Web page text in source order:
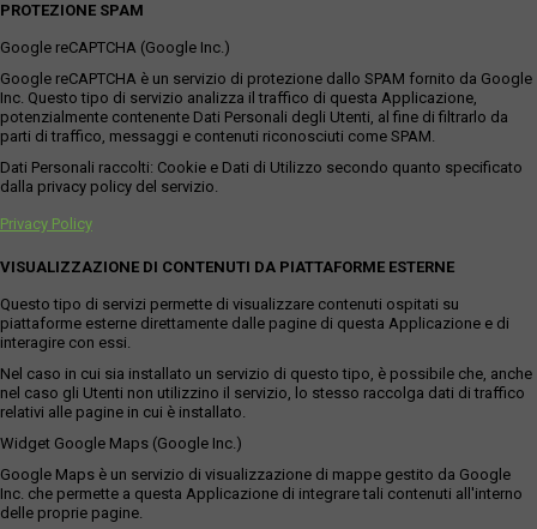
PROTEZIONE SPAM
Google reCAPTCHA (Google Inc.)
Google reCAPTCHA è un servizio di protezione dallo SPAM fornito da Google
Inc. Questo tipo di servizio analizza il traffico di questa Applicazione,
potenzialmente contenente Dati Personali degli Utenti, al fine di filtrarlo da
parti di traffico, messaggi e contenuti riconosciuti come SPAM.
Dati Personali raccolti: Cookie e Dati di Utilizzo secondo quanto specificato
dalla privacy policy del servizio.
Privacy Policy
VISUALIZZAZIONE DI CONTENUTI DA PIATTAFORME ESTERNE
Questo tipo di servizi permette di visualizzare contenuti ospitati su
piattaforme esterne direttamente dalle pagine di questa Applicazione e di
interagire con essi.
Nel caso in cui sia installato un servizio di questo tipo, è possibile che, anche
nel caso gli Utenti non utilizzino il servizio, lo stesso raccolga dati di traffico
relativi alle pagine in cui è installato.
Widget Google Maps (Google Inc.)
Google Maps è un servizio di visualizzazione di mappe gestito da Google
Inc. che permette a questa Applicazione di integrare tali contenuti all'interno
delle proprie pagine.